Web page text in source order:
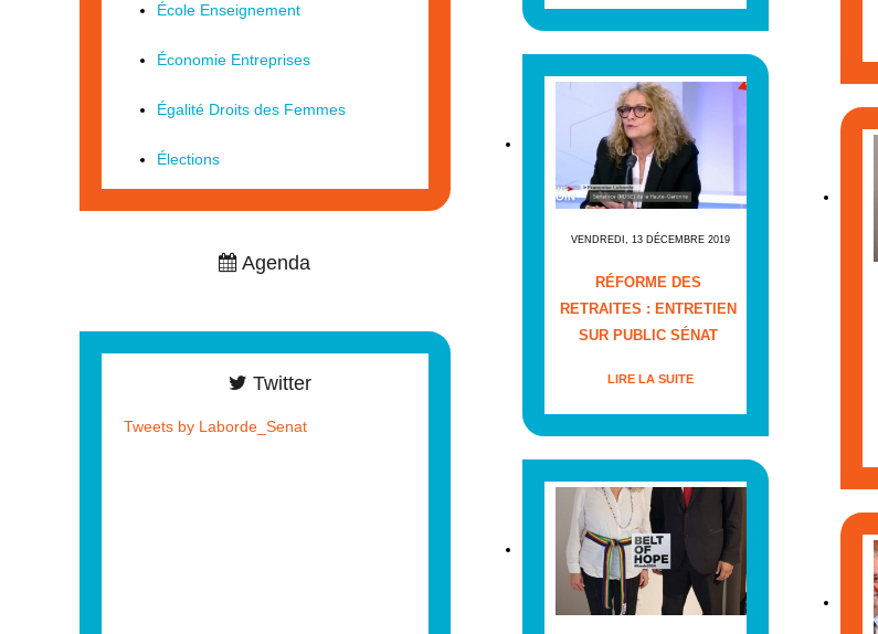
VENDREDI, 13 DÉCEMBRE 2019
RÉFORME DES
RETRAITES : ENTRETIEN
SUR PUBLIC SÉNAT
LIRE LA SUITE
École Enseignement
Économie Entreprises
Égalité Droits des Femmes
Élections
Agenda
Twitter
Tweets by Laborde_Senat